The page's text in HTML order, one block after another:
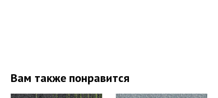
Вам также понравится